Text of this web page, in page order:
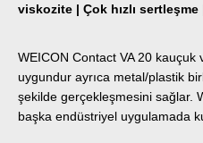
viskozite | Çok hızlı sertleşme
WEICON Contact VA 20 kauçuk
uygundur ayrıca metal/plastik
şekilde gerçekleşmesini sağlar.
başka endüstriyel uygulamada